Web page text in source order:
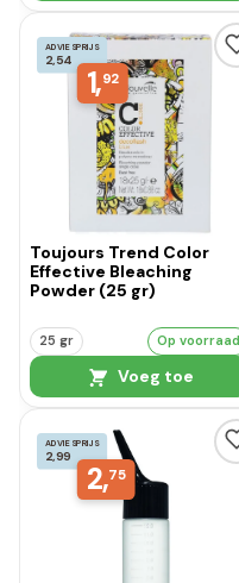
ADVIESPRIJS
2,54
1,92
Toujours Trend Color
Effective Bleaching
Powder (25 gr)
25 gr Op voorraad
Voeg toe
ADVIESPRIJS
2,99
2,75